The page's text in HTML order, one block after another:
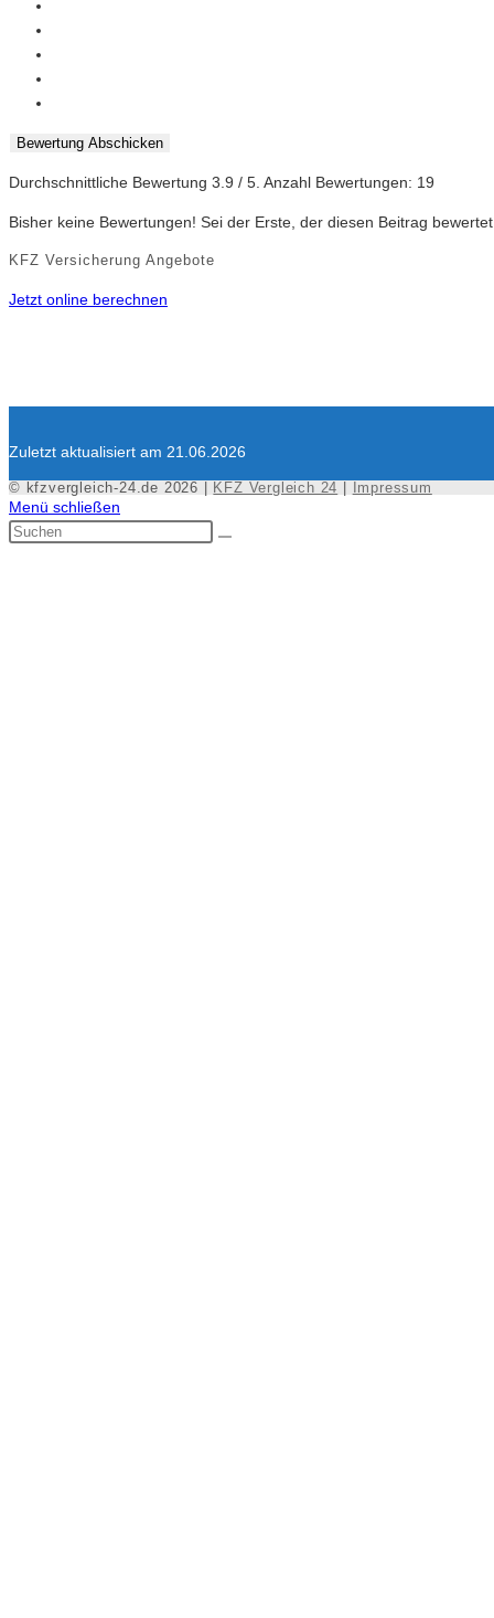
Bewertung Abschicken
Durchschnittliche Bewertung 3.9 / 5. Anzahl Bewertungen: 19
Bisher keine Bewertungen! Sei der Erste, der diesen Beitrag
KFZ Versicherung Angebote
Jetzt online berechnen
Zuletzt aktualisiert am 21.06.2026
© kfzvergleich-24.de 2026 | KFZ Vergleich 24 | Impressum
Menü schließen